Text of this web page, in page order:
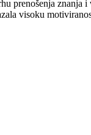
prenošenja znanja
visoku